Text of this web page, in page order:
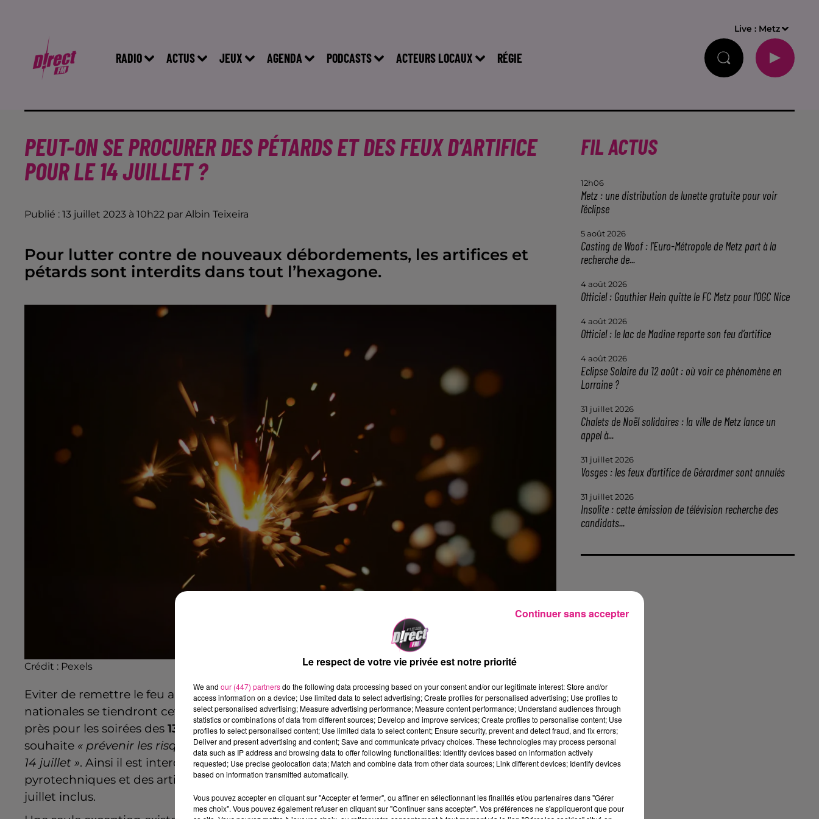
RADIO ACTUS JEUX AGENDA PODCASTS ACTEURS LOCAUX RÉGIE
Live : Metz
PEUT-ON SE PROCURER DES PÉTARDS ET DES FEUX D’ARTIFICE
POUR LE 14 JUILLET ?
Publié : 13 juillet 2023 à 10h22 par Albin Teixeira
Pour lutter contre de nouveaux débordements, les artifices et
pétards sont interdits dans tout l’hexagone.
Crédit : Pexels
Eviter de remettre le feu aux poudres ! C’est dans ce contexte spécial que les festivités
nationales se tiendront cette année.Emmanuel Macrona affirmé surveiller la situation de
près pour les soirées des 13 et 14 juillet prochains. Dans un communiqué, le gouvernement
souhaite « prévenir les risques de troubles graves à l’ordre public au cours des festivités du
14 juillet ». Ainsi il est interdit de vendre, de porter, de transporter et d’utiliser des articles
pyrotechniques et des artifices de divertissement dans toute la
juillet inclus.
FIL ACTUS
12h06
Metz : une distribution de lunette gratuite pour voir
l’éclipse
5 août 2026
Casting de Woof : l'Euro-Métropole de Metz part à la
recherche de...
4 août 2026
Officiel : Gauthier Hein quitte le FC Metz pour l'OGC Nice
4 août 2026
Officiel : le lac de Madine reporte son feu d’artifice
4 août 2026
Eclipse Solaire du 12 août : où voir ce phénomène en
Lorraine ?
31 juillet 2026
Chalets de Noël solidaires : la ville de Metz lance un
appel à...
31 juillet 2026
Vosges : les feux d’artifice de Gérardmer sont annulés
31 juillet 2026
Insolite : cette émission de télévision recherche des
candidats...
Le respect de votre vie privée est notre priorité
We and our (447) partnersdo the following data processing based on your consent and/or our legitimate interest: Store and/or
access information on a device; Use limited data to select advertising; Create profiles for personalised advertising; Use profiles to
select personalised advertising; Measure advertising performance; Measure content performance; Understand audiences through
statistics or combinations of data from different sources; Develop and improve services; Create profiles to personalise content; Use
profiles to select personalised content; Use limited data to select content; Ensure security, prevent and detect fraud, and fix errors;
Deliver and present advertising and content; Save and communicate privacy choices. These technologies may process personal
data such as IP address and browsing data to offer following functionalities: Identify devices based on information actively
requested; Use precise geolocation data; Match and combine data from other data sources; Link different devices; Identify devices
based on information transmitted automatically.
Vous pouvez accepter en cliquant sur "Accepter et fermer", ou affiner en sélectionnant les finalités et/ou partenaires dans "Gérer
mes choix". Vous pouvez également refuser en cliquant sur "Continuer sans accepter". Vos préférences ne s'appliqueront que pour
Continuer sans accepter